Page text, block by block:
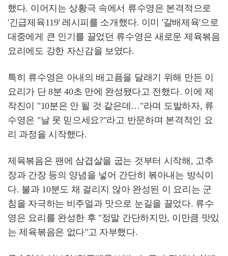
했다. 이어지는 상황극 속에서 류수영은 본격적으로
'긴급제육119' 레시피를 소개했다. 이미 '갈배제육'으로
대중에게 큰 인기를 끌었던 류수영은 새로운 제육볶음
요리에도 강한 자신감을 보였다.
특히 류수영은 아내의 배고픔을 달래기 위해 만든 이
요리가 단 8분 40초 만에 완성됐다고 전했다. 이에 제
작진이 "10분은 안 될 것 같은데…"라며 도발하자, 류
수영은 "날 못 믿으세요?"라고 반문하며 본격적인 요
리 과정을 시작했다.
제육볶음은 팬에 삼겹살을 굽는 것부터 시작해, 고추
장과 간장 등의 양념을 넣어 간단히 볶아내는 방식이
다. 불과 10분도 채 걸리지 않아 완성된 이 요리는 군
침을 자극하는 비주얼과 맛으로 눈길을 끌었다. 류수
영은 요리를 완성한 후 "정말 간단하지만, 이만큼 맛있
는 제육볶음은 없다"고 자부했다.